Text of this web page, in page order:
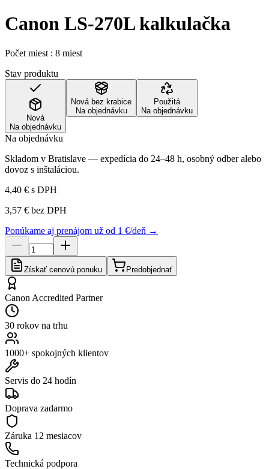
Canon LS-270L kalkulačka
Počet miest : 8 miest
Stav produktu
Nová
Na objednávku
Nová bez krabice
Na objednávku
Použitá
Na objednávku
Na objednávku
Skladom v Bratislave — expedícia do 24–48 h, osobný odber alebo
dovoz s inštaláciou.
4,40 € s DPH
3,57 € bez DPH
Ponúkame aj prenájom už od 1 €/deň →
Získať cenovú ponuku Predobjednať
Canon Accredited Partner
30 rokov na trhu
1000+ spokojných klientov
Servis do 24 hodín
Doprava zadarmo
Záruka 12 mesiacov
Technická podpora